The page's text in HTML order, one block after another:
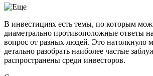
В инвестициях есть темы, по которым
диаметрально противоположные ответы
вопрос от разных людей. Это натолкнуло
детально разобрать наиболее частые
распространены среди инвесторов.